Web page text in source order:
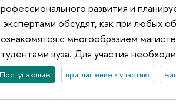
развития и
экспертами обсудят, как при любых
с многообразием
вуза. Для участия
Поступающим приглашение к участию